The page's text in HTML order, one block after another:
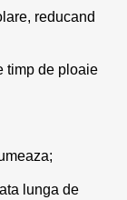
reducand
timp de ploaie
lunga de